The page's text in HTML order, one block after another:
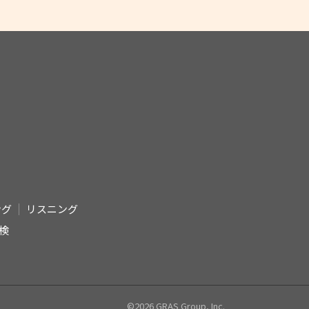
リスニング
©2026 GRAS Group, Inc.